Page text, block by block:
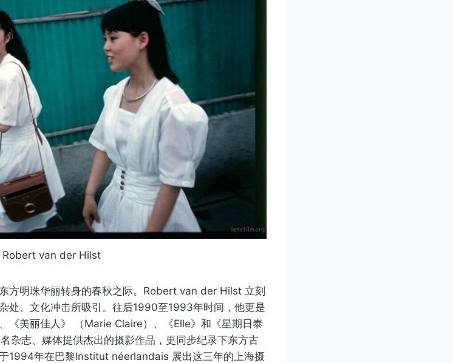
van der Hilst
方明珠华丽转身的春秋之际。Robert van der Hilst 立刻
处、文化冲击所吸引。往后1990至1993年时间，他更是
《美丽佳人》 （Marie Claire）、《Elle》和《星期日泰
杂志、媒体提供杰出的摄影作品 ，更同步纪录下东方古
1994年在巴黎Institut néerlandais 展出这三年的上海摄